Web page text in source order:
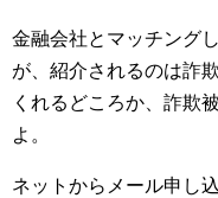
金融会社とマッチング
が、紹介されるのは詐
くれるどころか、詐欺
よ。
ネットからメール申し